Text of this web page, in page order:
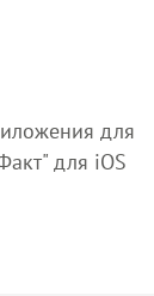
для
для iOS